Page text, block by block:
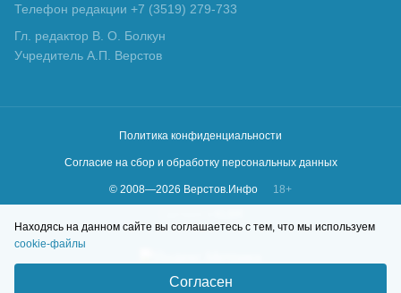
Телефон редакции +7 (3519) 279-733
Гл. редактор В. О. Болкун
Учредитель А.П. Верстов
Политика конфиденциальности
Согласие на сбор и обработку персональных данных
© 2008—2026 Верстов.Инфо
18+
Находясь на данном сайте вы соглашаетесь с тем, что мы используем
cookie-файлы
Согласен